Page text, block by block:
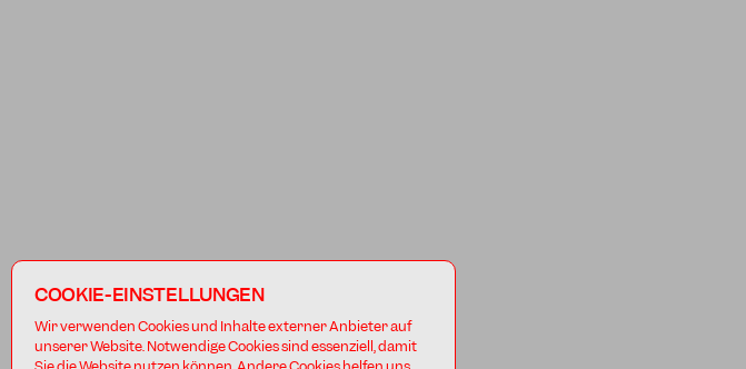
COOKIE-EINSTELLUNGEN
Wir verwenden Cookies und Inhalte externer Anbieter auf
unserer Website. Notwendige Cookies sind essenziell, damit